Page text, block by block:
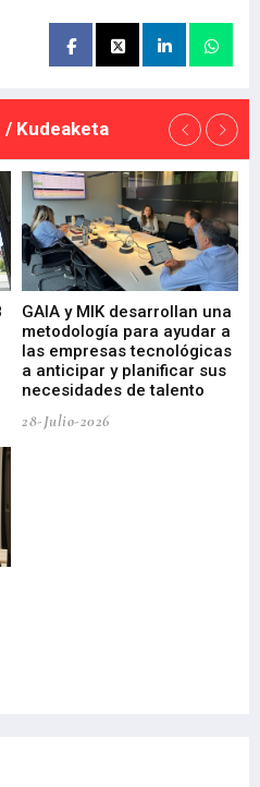
/ Kudeaketa
GAIA y MIK desarrollan una
metodología para ayudar a
las empresas tecnológicas
a anticipar y planificar sus
necesidades de talento
28-Julio-2026